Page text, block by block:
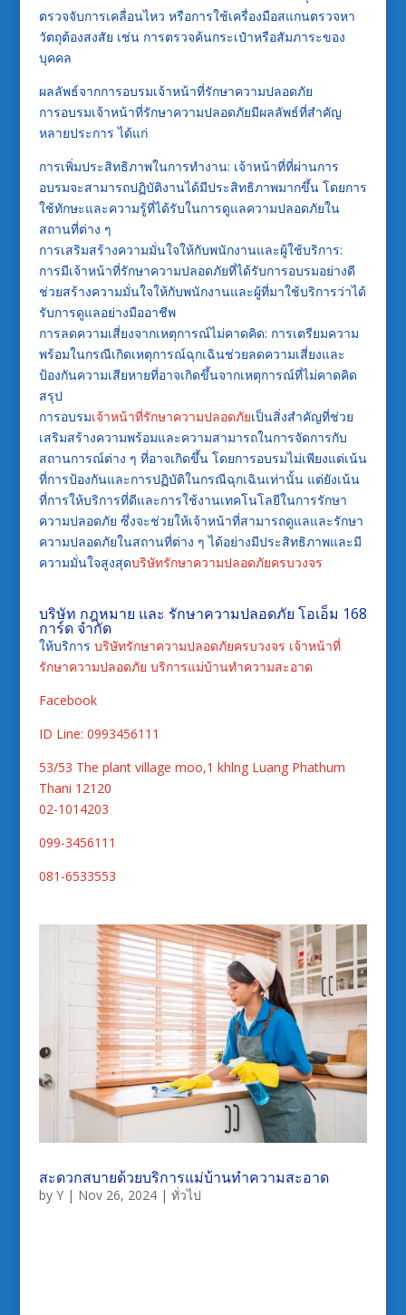
ตรวจจับการเคลื่อนไหว หรือการใช้เครื่องมือสแกนตรวจหา
วัตถุต้องสงสัย เช่น การตรวจค้นกระเป๋าหรือสัมภาระของ
บุคคล
ผลลัพธ์จากการอบรมเจ้าหน้าที่รักษาความปลอดภัย
การอบรมเจ้าหน้าที่รักษาความปลอดภัยมีผลลัพธ์ที่สำคัญ
หลายประการ ได้แก่
การเพิ่มประสิทธิภาพในการทำงาน: เจ้าหน้าที่ที่ผ่านการ
อบรมจะสามารถปฏิบัติงานได้มีประสิทธิภาพมากขึ้น โดยการ
ใช้ทักษะและความรู้ที่ได้รับในการดูแลความปลอดภัยใน
สถานที่ต่าง ๆ
การเสริมสร้างความมั่นใจให้กับพนักงานและผู้ใช้บริการ:
การมีเจ้าหน้าที่รักษาความปลอดภัยที่ได้รับการอบรมอย่างดี
ช่วยสร้างความมั่นใจให้กับพนักงานและผู้ที่มาใช้บริการว่าได้
รับการดูแลอย่างมืออาชีพ
การลดความเสี่ยงจากเหตุการณ์ไม่คาดคิด: การเตรียมความ
พร้อมในกรณีเกิดเหตุการณ์ฉุกเฉินช่วยลดความเสี่ยงและ
ป้องกันความเสียหายที่อาจเกิดขึ้นจากเหตุการณ์ที่ไม่คาดคิด
สรุป
การอบรมเจ้าหน้าที่รักษาความปลอดภัยเป็นสิ่งสำคัญที่ช่วย
เสริมสร้างความพร้อมและความสามารถในการจัดการกับ
สถานการณ์ต่าง ๆ ที่อาจเกิดขึ้น โดยการอบรมไม่เพียงแต่เน้น
ที่การป้องกันและการปฏิบัติในกรณีฉุกเฉินเท่านั้น แต่ยังเน้น
ที่การให้บริการที่ดีและการใช้งานเทคโนโลยีในการรักษา
ความปลอดภัย ซึ่งจะช่วยให้เจ้าหน้าที่สามารถดูแลและรักษา
ความปลอดภัยในสถานที่ต่าง ๆ ได้อย่างมีประสิทธิภาพและมี
ความมั่นใจสูงสุดบริษัทรักษาความปลอดภัยครบวงจร
บริษัท กฎหมาย และ รักษาความปลอดภัย โอเอ็ม 168
การ์ด จำกัด
ให้บริการ บริษัทรักษาความปลอดภัยครบวงจร เจ้าหน้าที่
รักษาความปลอดภัย บริการแม่บ้านทำความสะอาด
Facebook
ID Line: 0993456111
53/53 The plant village moo,1 khlng Luang Phathum
Thani 12120
02-1014203
099-3456111
081-6533553
สะดวกสบายด้วยบริการแม่บ้านทำความสะอาด
by Y| Nov 26, 2024| ทั่วไป